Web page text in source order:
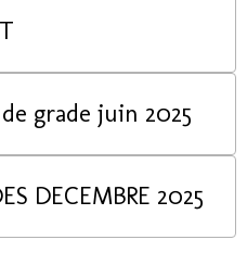
inscription Passage de grade juin 2025
DECEMBRE 2025